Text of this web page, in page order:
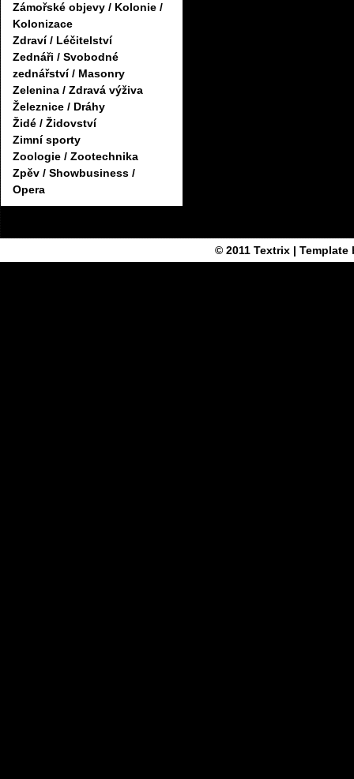
Zámořské objevy / Kolonie /
Kolonizace
Zdraví / Léčitelství
Zednáři / Svobodné
zednářství / Masonry
Zelenina / Zdravá výživa
Železnice / Dráhy
Židé / Židovství
Zimní sporty
Zoologie / Zootechnika
Zpěv / Showbusiness /
Opera
© 2011 Textrix| Template